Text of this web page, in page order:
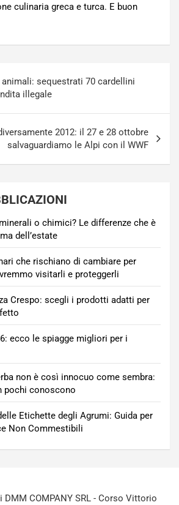
culinaria greca e turca. E buon
sequestrati 70 cardellini
illegale
2012: il 27 e 28 ottobre
salvaguardiamo le Alpi con il WWF
o chimici? Le differenze che è
dell’estate
che rischiano di cambiare per
visitarli e proteggerli
Crespo: scegli i prodotti adatti per
ecco le spiagge migliori per i
non è così innocuo come sembra:
pochi conoscono
Etichette degli Agrumi: Guida per
Non Commestibili
COMPANY SRL - Corso Vittorio